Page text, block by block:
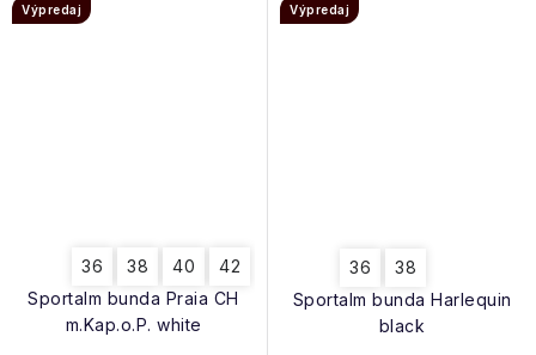
Sportalm bunda Praia CH
m.Kap.o.P. white
Výpredaj
36 38 40 42
Sportalm bunda Harlequin
black
Výpredaj
36 38